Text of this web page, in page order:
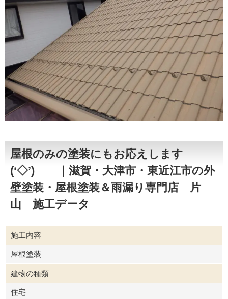
屋根のみの塗装にもお応えします
(‘◇’)ゞ ｜滋賀・大津市・東近江市の外
壁塗装・屋根塗装＆雨漏り専門店 片
山 施工データ
施工内容
屋根塗装
建物の種類
住宅